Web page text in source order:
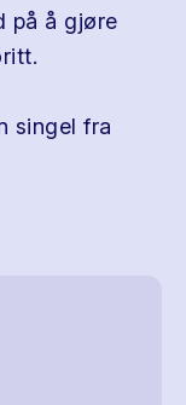
på å gjøre
singel fra